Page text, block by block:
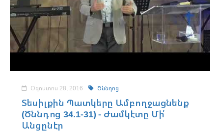
Օգոստոս 28, 2016 Ծննդոց
Տեսիլքին Պատկերը Ամբողջացնենք
(Ծննդոց 34.1-31) - Ժամկէտը Մի՛
Անցընէր